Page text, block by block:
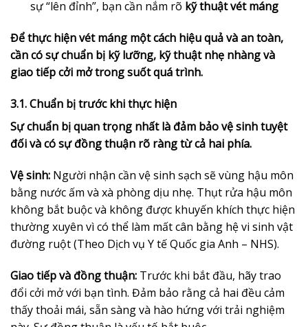
sự “lên đỉnh”, bạn cần nắm rõ kỹ thuật vét máng
Để thực hiện vét máng một cách hiệu quả và an toàn,
cần có sự chuẩn bị kỹ lưỡng, kỹ thuật nhẹ nhàng và
giao tiếp cởi mở trong suốt quá trình.
3.1. Chuẩn bị trước khi thực hiện
Sự chuẩn bị quan trọng nhất là đảm bảo vệ sinh tuyệt
đối và có sự đồng thuận rõ ràng từ cả hai phía.
Vệ sinh: Người nhận cần vệ sinh sạch sẽ vùng hậu môn
bằng nước ấm và xà phòng dịu nhẹ. Thụt rửa hậu môn
không bắt buộc và không được khuyến khích thực hiện
thường xuyên vì có thể làm mất cân bằng hệ vi sinh vật
đường ruột (Theo Dịch vụ Y tế Quốc gia Anh – NHS).
Giao tiếp và đồng thuận: Trước khi bắt đầu, hãy trao
đổi cởi mở với bạn tình. Đảm bảo rằng cả hai đều cảm
thấy thoải mái, sẵn sàng và hào hứng với trải nghiệm